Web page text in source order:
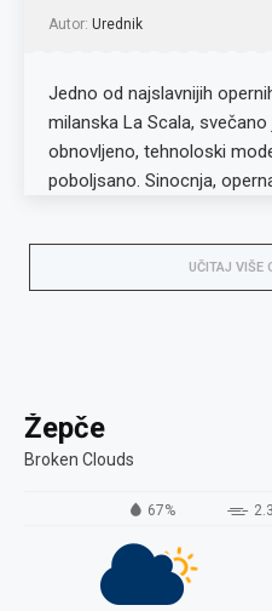
Autor: Urednik
Jedno od najslavnijih
milanska La Scala,
obnovljeno, tehnoloski
poboljsano. Sinocnja,
UČITAJ VIŠE
Žepče
Broken Clouds
67%